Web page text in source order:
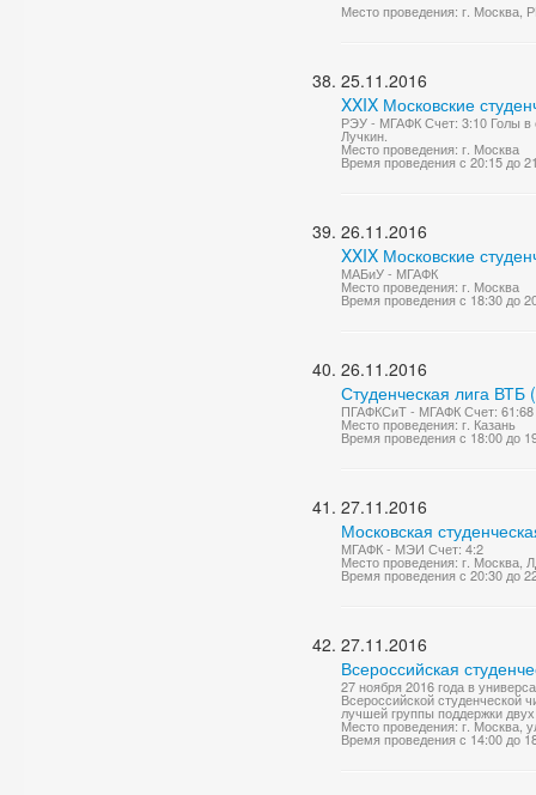
Место проведения: г. Москва,
25.11.2016
XXIX Московские
РЭУ - МГАФК Счет: 3:10 Голы в
Лучкин.
Место проведения: г. Москва
Время проведения с 20:15 до
26.11.2016
XXIX Московские
МАБиУ - МГАФК
Место проведения: г. Москва
Время проведения с 18:30 до
26.11.2016
Студенческая лига ВТБ
ПГАФКСиТ - МГАФК Счет: 61:68
Место проведения: г. Казань
Время проведения с 18:00 до
27.11.2016
Московская
МГАФК - МЭИ Счет: 4:2
Место проведения: г. Москва,
Время проведения с 20:30 до
27.11.2016
Всероссийская
27 ноября 2016 года в
Всероссийской студенческой
лучшей группы поддержки
Место проведения: г. Москва,
Время проведения с 14:00 до